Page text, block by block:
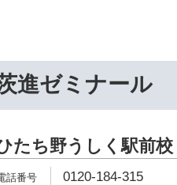
進ゼミナール
たち野うしく駅前校
0120-184-315